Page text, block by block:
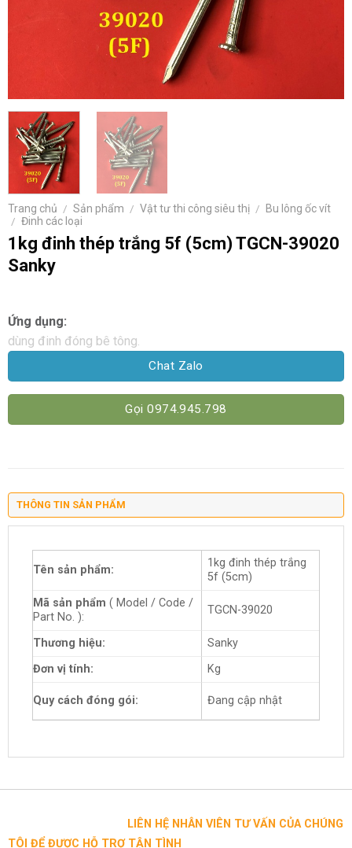
Trang chủ / Sản phẩm / Vật tư thi công siêu thị /
Bu lông ốc vít
/ Đinh các loại
1kg đinh thép trắng 5f (5cm) TGCN-39020
Sanky
Ứng dụng:
dùng đinh đóng bê tông.
Chat Zalo
Gọi 0974.945.798
THÔNG TIN SẢN PHẨM
Tên sản phẩm:
1kg đinh thép trắng
5f (5cm)
Mã sản phẩm ( Model / Code /
Part No. ):
TGCN-39020
Thương hiệu:
Sanky
Đơn vị tính:
Kg
Quy cách đóng gói: Đang cập nhật
LIÊN HỆ NHÂN VIÊN TƯ VẤN CỦA CHÚNG
TÔI ĐỂ ĐƯỢC HỖ TRỢ TẬN TÌNH